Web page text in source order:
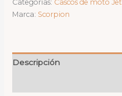
Categorías: Cascos de moto Jet
Marca: Scorpion
Descripción